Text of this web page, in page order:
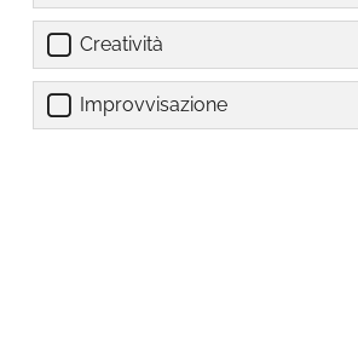
Creatività
Improvvisazione